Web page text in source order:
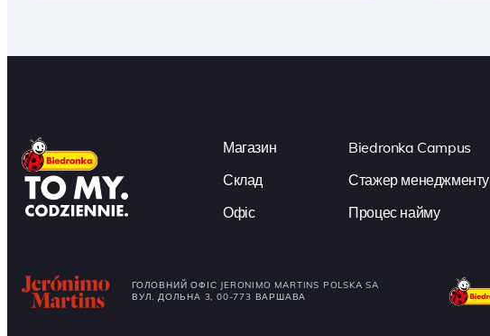
Магазин
Склад
Офіс
Biedronka Campus
Стажер менеджменту
Процес найму
ГОЛОВНИЙ ОФІС JERONIMO MARTINS POLSKA SA
ВУЛ. ДОЛЬНА 3, 00-773 ВАРШАВА